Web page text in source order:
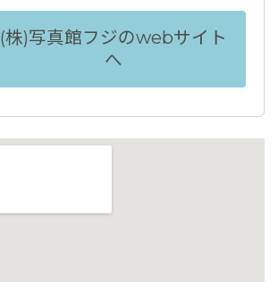
(株)写真館フジのwebサイト
へ